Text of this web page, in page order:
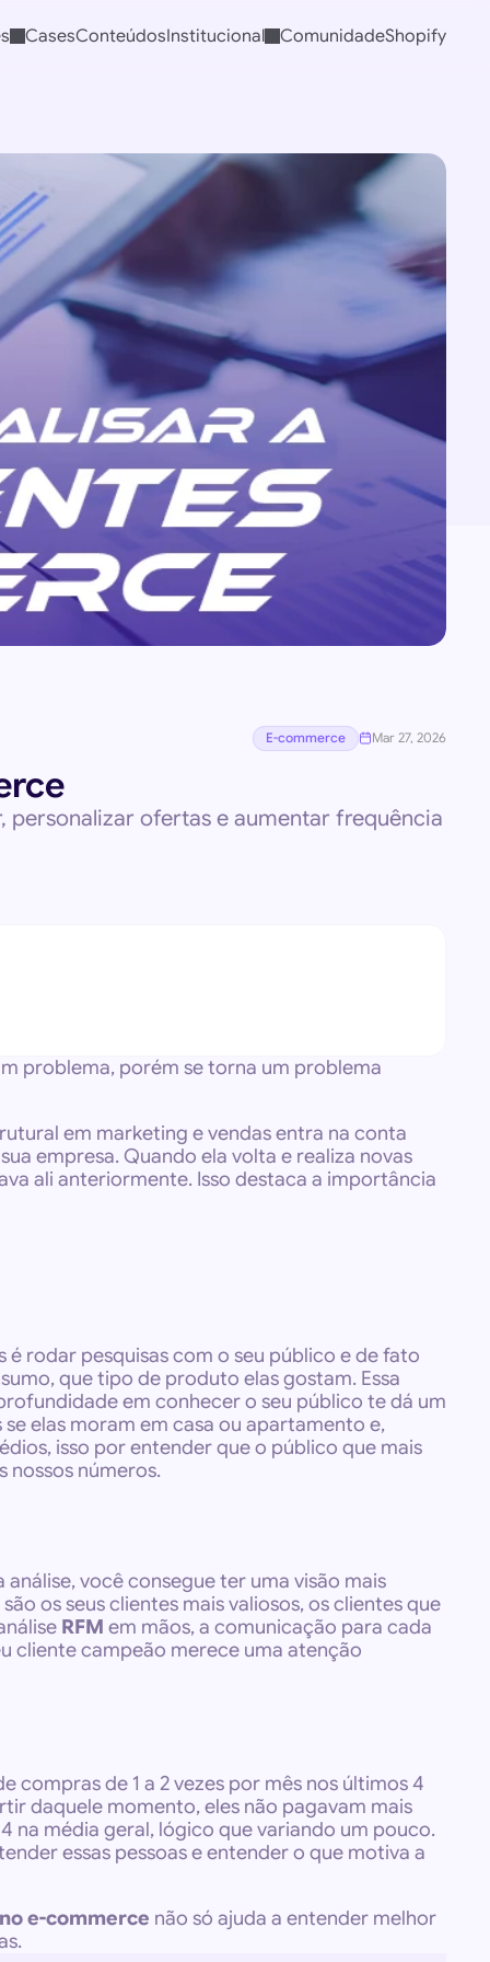
CasesConteúdosInstitucional ComunidadeShopify
E-commerce Mar 27, 2026
personalizar ofertas e aumentar frequência
problema, porém se torna um problema
em marketing e vendas entra na conta
empresa. Quando ela volta e realiza novas
ali anteriormente. Isso destaca a importância
rodar pesquisas com o seu público e de fato
que tipo de produto elas gostam. Essa
em conhecer o seu público te dá um
elas moram em casa ou apartamento e,
isso por entender que o público que mais
nossos números.
você consegue ter uma visão mais
os seus clientes mais valiosos, os clientes que
RFM em mãos, a comunicação para cada
cliente campeão merece uma atenção
compras de 1 a 2 vezes por mês nos últimos 4
daquele momento, eles não pagavam mais
na média geral, lógico que variando um pouco.
essas pessoas e entender o que motiva a
e-commerce não só ajuda a entender melhor